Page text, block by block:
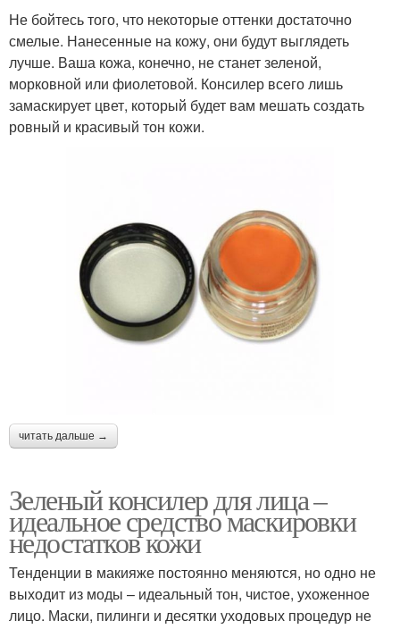
Не бойтесь того, что некоторые оттенки достаточно
смелые. Нанесенные на кожу, они будут выглядеть
лучше. Ваша кожа, конечно, не станет зеленой,
морковной или фиолетовой. Консилер всего лишь
замаскирует цвет, который будет вам мешать создать
ровный и красивый тон кожи.
читать дальше →
Зеленый консилер для лица –
идеальное средство маскировки
недостатков кожи
Тенденции в макияже постоянно меняются, но одно не
выходит из моды – идеальный тон, чистое, ухоженное
лицо. Маски, пилинги и десятки уходовых процедур не